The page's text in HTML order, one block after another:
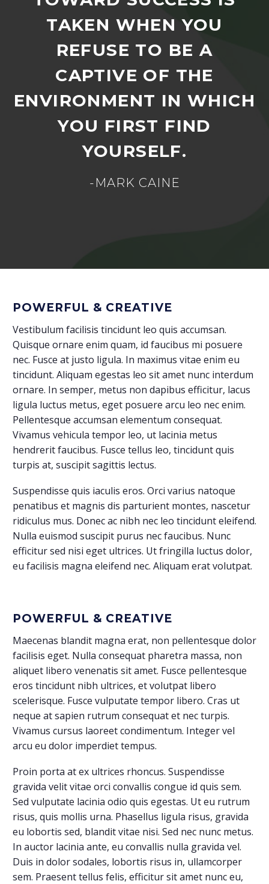
TAKEN WHEN YOU
REFUSE TO BE A
CAPTIVE OF THE
ENVIRONMENT IN WHICH
YOU FIRST FIND
YOURSELF.
-MARK CAINE
POWERFUL & CREATIVE
Vestibulum facilisis tincidunt leo quis accumsan.
Quisque ornare enim quam, id faucibus mi posuere
nec. Fusce at justo ligula. In maximus vitae enim eu
tincidunt. Aliquam egestas leo sit amet nunc interdum
ornare. In semper, metus non dapibus efficitur, lacus
ligula luctus metus, eget posuere arcu leo nec enim.
Pellentesque accumsan elementum consequat.
Vivamus vehicula tempor leo, ut lacinia metus
hendrerit faucibus. Fusce tellus leo, tincidunt quis
turpis at, suscipit sagittis lectus.
Suspendisse quis iaculis eros. Orci varius natoque
penatibus et magnis dis parturient montes, nascetur
ridiculus mus. Donec ac nibh nec leo tincidunt eleifend.
Nulla euismod suscipit purus nec faucibus. Nunc
efficitur sed nisi eget ultrices. Ut fringilla luctus dolor,
eu facilisis magna eleifend nec. Aliquam erat volutpat.
POWERFUL & CREATIVE
Maecenas blandit magna erat, non pellentesque dolor
facilisis eget. Nulla consequat pharetra massa, non
aliquet libero venenatis sit amet. Fusce pellentesque
eros tincidunt nibh ultrices, et volutpat libero
scelerisque. Fusce vulputate tempor libero. Cras ut
neque at sapien rutrum consequat et nec turpis.
Vivamus cursus laoreet condimentum. Integer vel
arcu eu dolor imperdiet tempus.
Proin porta at ex ultrices rhoncus. Suspendisse
gravida velit vitae orci convallis congue id quis sem.
Sed vulputate lacinia odio quis egestas. Ut eu rutrum
risus, quis mollis urna. Phasellus ligula risus, gravida
eu lobortis sed, blandit vitae nisi. Sed nec nunc metus.
In auctor lacinia ante, eu convallis nulla gravida vel.
Duis in dolor sodales, lobortis risus in, ullamcorper
sem. Praesent tellus felis, efficitur sit amet nunc eu,